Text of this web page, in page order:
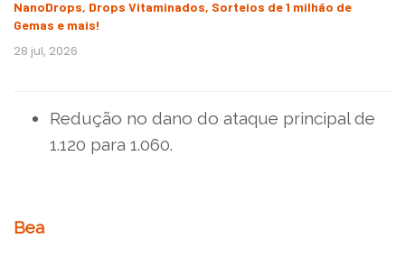
NanoDrops, Drops Vitaminados, Sorteios de 1 milhão de
Gemas e mais!
28 jul, 2026
Redução no dano do ataque principal de
1.120 para 1.060.
Bea